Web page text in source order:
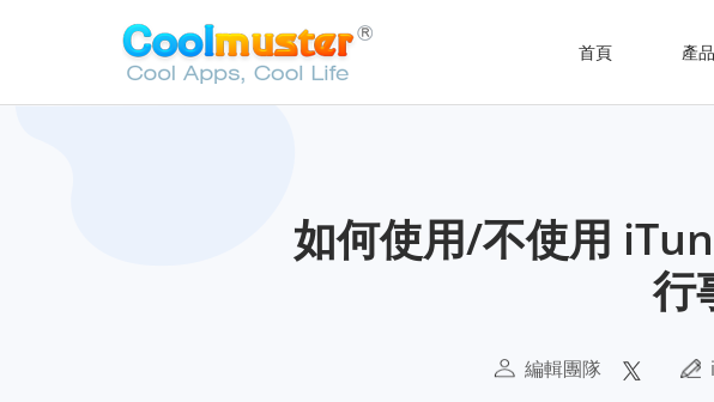
首頁 產
如何使用/不使用
行
編輯團隊